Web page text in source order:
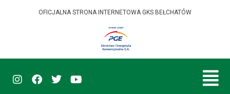
OFICJALNA STRONA INTERNETOWA GKS BEŁCHATÓW